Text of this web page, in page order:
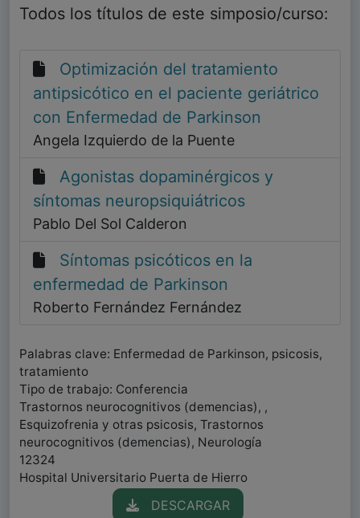
Todos los títulos de este simposio/curso:
Optimización del tratamiento
antipsicótico en el paciente geriátrico
con Enfermedad de Parkinson
Angela Izquierdo de la Puente
Agonistas dopaminérgicos y
síntomas neuropsiquiátricos
Pablo Del Sol Calderon
Síntomas psicóticos en la
enfermedad de Parkinson
Roberto Fernández Fernández
Palabras clave: Enfermedad de Parkinson, psicosis,
tratamiento
Tipo de trabajo: Conferencia
Trastornos neurocognitivos (demencias), ,
Esquizofrenia y otras psicosis, Trastornos
neurocognitivos (demencias), Neurología
12324
Hospital Universitario Puerta de Hierro
DESCARGAR